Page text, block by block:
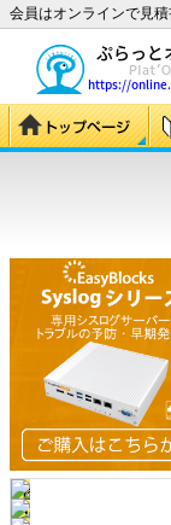
会員はオンラインで見